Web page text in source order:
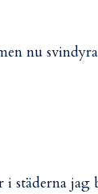
nu
städerna